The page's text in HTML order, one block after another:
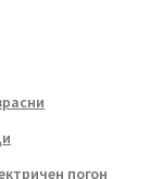
погон